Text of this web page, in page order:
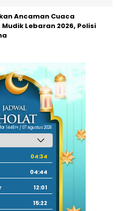
Ancaman Cuaca
Lebaran 2026, Polisi
1448 H / 07 Agustus 2026
04:34
04:44
12:01
15:22